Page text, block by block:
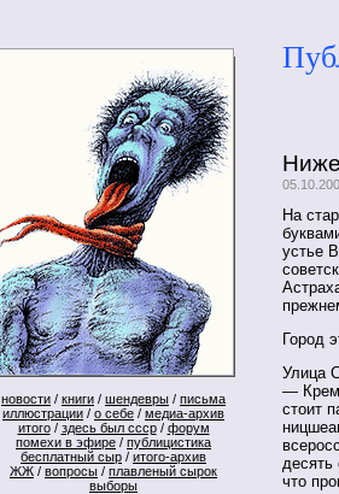
новости / книги / шендевры / письма
иллюстрации / о себе / медиа-архив
итого/ здесь был ссср/ форум
помехи в эфире / публицистика
бесплатный сыр / итого-архив
ЖЖ / вопросы / плавленый сырок
выборы
На
устье
Город
Улица
—
стоит
что